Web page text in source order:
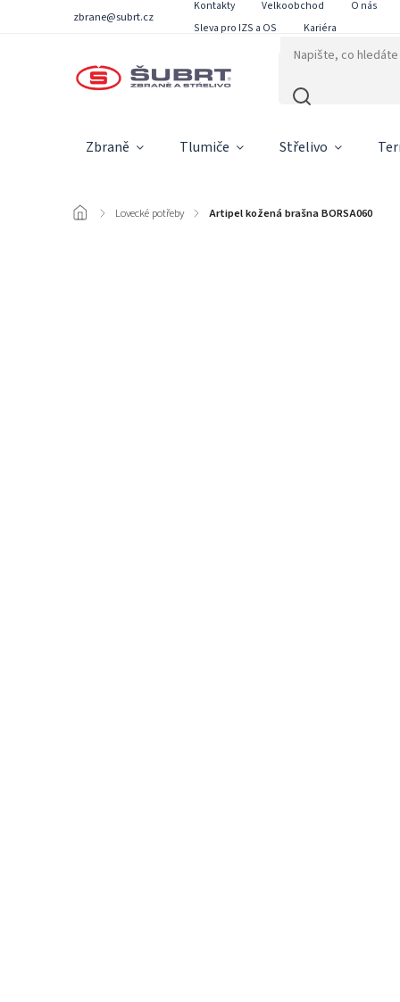
zbrane@subrt.cz
Kontakty Velkoobchod O nás
Sleva pro IZS a OS
Kariéra
Zbraně Tlumiče Střelivo
/ Lovecké potřeby / Artipel kožená brašna BORSA060